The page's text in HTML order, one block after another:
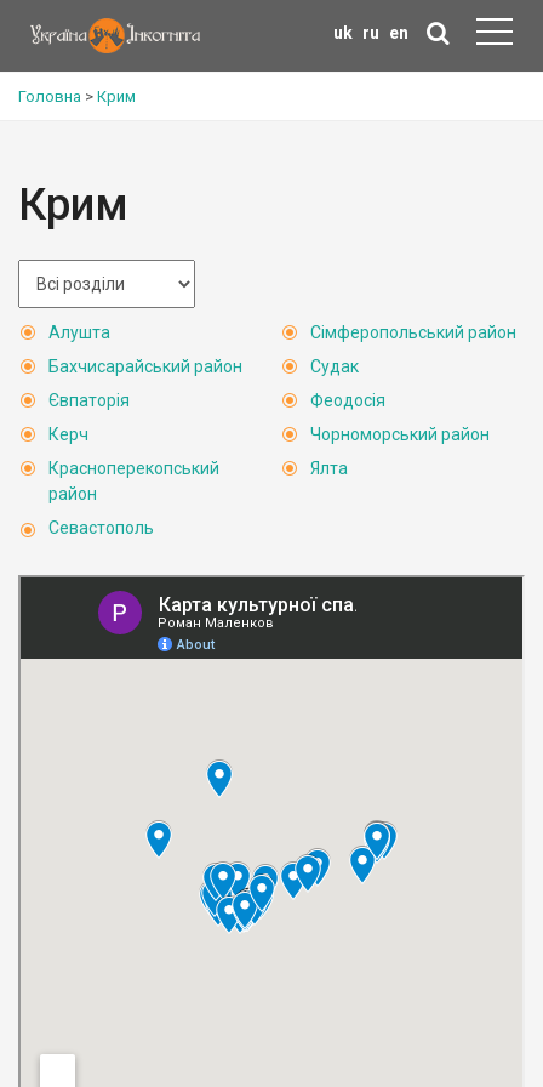
uk ru en
Головна > Крим
Крим
Алушта
Бахчисарайський район
Євпаторія
Керч
Красноперекопський
район
Севастополь
Сімферопольський район
Судак
Феодосія
Чорноморський район
Ялта